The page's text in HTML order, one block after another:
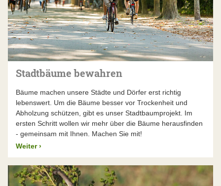
Stadtbäume bewahren
Bäume machen unsere Städte und Dörfer erst richtig
lebenswert. Um die Bäume besser vor Trockenheit und
Abholzung schützen, gibt es unser Stadtbaumprojekt. Im
ersten Schritt wollen wir mehr über die Bäume herausfinden
- gemeinsam mit Ihnen. Machen Sie mit!
Weiter ›